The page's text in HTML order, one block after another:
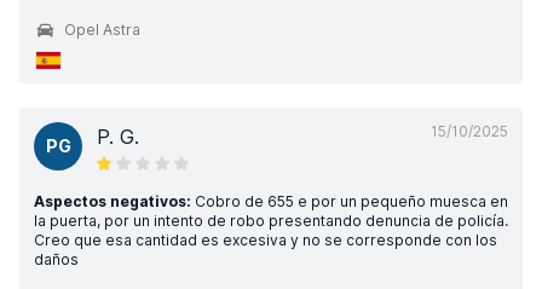
Opel Astra
15/10/2025
PG P. G.
Aspectos negativos: Cobro de 655 e por un pequeño muesca en
la puerta, por un intento de robo presentando denuncia de policía.
Creo que esa cantidad es excesiva y no se corresponde con los
daños